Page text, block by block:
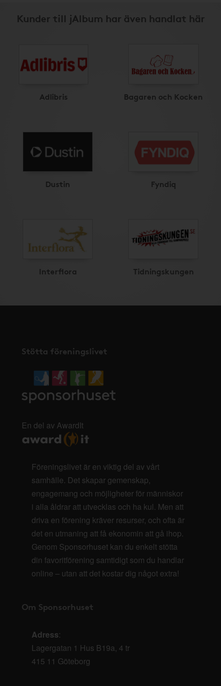
Kunder till jAlbum har även handlat här
Adlibris Bagaren och Kocken
Dustin Fyndiq
Interflora Tidningskungen
Stötta föreningslivet
En del av AwardIt
Föreningslivet är en viktig del av vårt
samhälle. Det skapar gemenskap,
engagemang och möjligheter för människor
i alla åldrar att utvecklas och ha kul. Men att
driva en förening kräver resurser, och ofta är
det en utmaning att få ekonomin att gå ihop.
Genom Sponsorhuset kan du enkelt stötta
din favoritförening samtidigt som du handlar
online – utan att det kostar dig något extra!
Om Sponsorhuset
Adress:
Lagergatan 1 Hus B19a, 4 tr
415 11 Göteborg